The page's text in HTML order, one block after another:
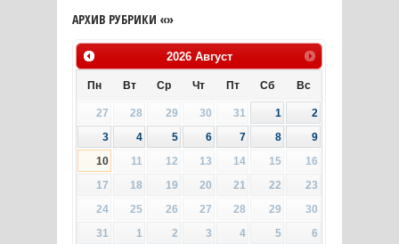
АРХИВ РУБРИКИ «»
2026 Август
Пн Вт Ср Чт Пт Сб Вс
27 28 29 30 31 1
2
3
4 5 6 7 8
9
10
11 12 13 14 15
16
17
18 19 20 21 22
23
24
25 26 27 28 29
30
31
1 2 3 4 5 6